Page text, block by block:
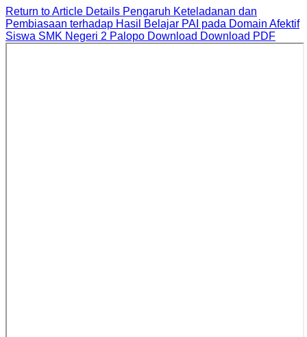
Return to Article Details Pengaruh Keteladanan dan
Pembiasaan terhadap Hasil Belajar PAI pada Domain Afektif
Siswa SMK Negeri 2 Palopo Download Download PDF